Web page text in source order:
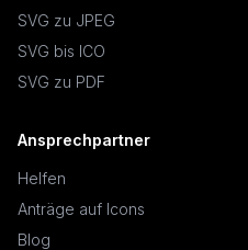
SVG zu JPEG
SVG bis ICO
SVG zu PDF
Ansprechpartner
Helfen
Anträge auf Icons
Blog